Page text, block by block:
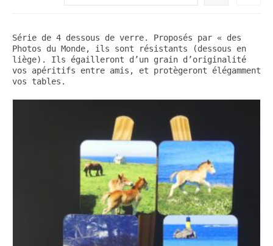
Série de 4 dessous de verre. Proposés par « des
Photos du Monde, ils sont résistants (dessous en
liège). Ils égailleront d’un grain d’originalité
vos apéritifs entre amis, et protègeront élégamment
vos tables.